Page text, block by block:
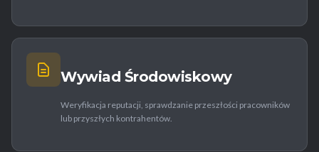
Wywiad Środowiskowy
Weryfikacja reputacji, sprawdzanie przeszłości pracowników
lub przyszłych kontrahentów.